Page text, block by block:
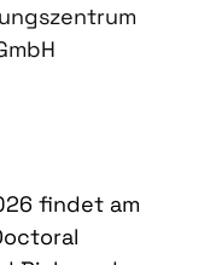
findet am